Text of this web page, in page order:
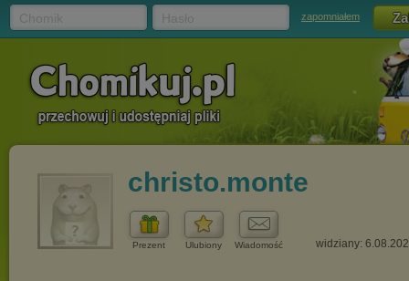
zapomniałem
christo.monte
Prezent Ulubiony Wiadomość widziany: